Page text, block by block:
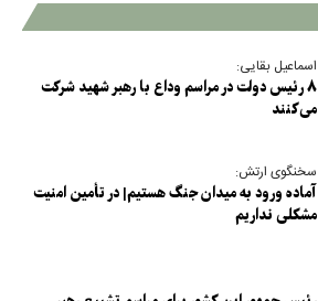
اسماعیل بقایی:
۸ رئیس دولت در مراسم وداع با رهبر شهید شرکت
می‌کنند
سخنگوی ارتش:
آماده ورود به میدان جنگ هستیم| در تأمین امنیت
مشکلی نداریم